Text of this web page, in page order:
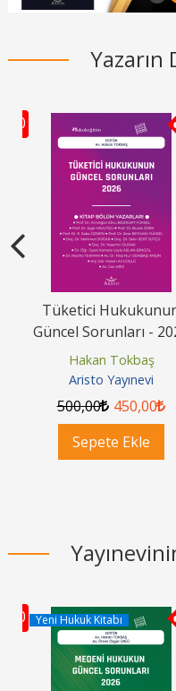
Yazarın
10
Tüketici
Güncel Sorunları -
Hakan Tokbaş
Aristo Yayınevi
500,00 450,00
Sepete Ekle
10 Yeni Hukuk Kitabı